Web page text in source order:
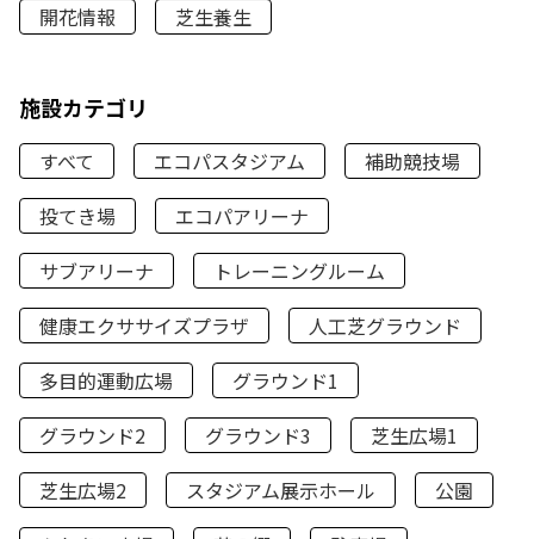
開花情報
芝生養生
施設カテゴリ
すべて エコパスタジアム
補助競技場
投てき場
エコパアリーナ
サブアリーナ
トレーニングルーム
健康エクササイズプラザ
人工芝グラウンド
多目的運動広場
グラウンド1
グラウンド2
グラウンド3
芝生広場1
芝生広場2
スタジアム展示ホール
公園